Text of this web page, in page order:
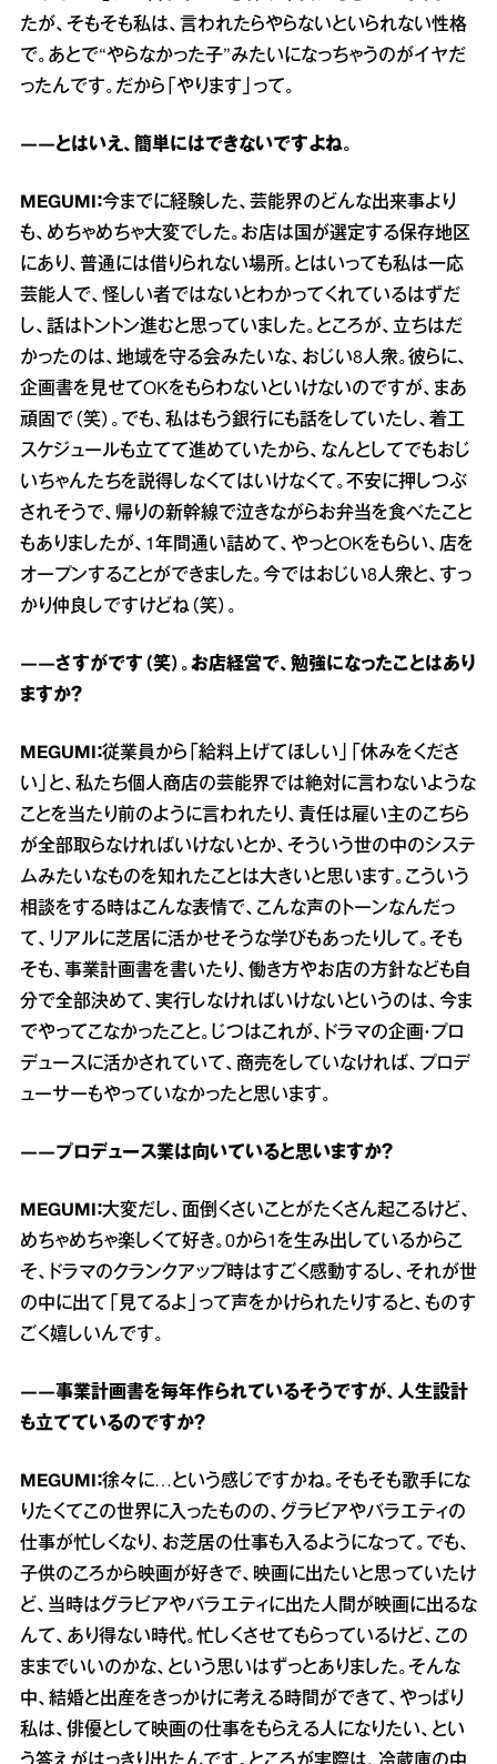
たが、そもそも私は、言われたらやらないといられない性格
で。あとで“やらなかった子”みたいになっちゃうのがイヤだ
ったんです。だから「やります」って。
――とはいえ、簡単にはできないですよね。
MEGUMI：今までに経験した、芸能界のどんな出来事より
も、めちゃめちゃ大変でした。お店は国が選定する保存地区
にあり、普通には借りられない場所。とはいっても私は一応
芸能人で、怪しい者ではないとわかってくれているはずだ
し、話はトントン進むと思っていました。ところが、立ちはだ
かったのは、地域を守る会みたいな、おじい8人衆。彼らに、
企画書を見せてOKをもらわないといけないのですが、まあ
頑固で（笑）。でも、私はもう銀行にも話をしていたし、着工
スケジュールも立てて進めていたから、なんとしてでもおじ
いちゃんたちを説得しなくてはいけなくて。不安に押しつぶ
されそうで、帰りの新幹線で泣きながらお弁当を食べたこと
もありましたが、1年間通い詰めて、やっとOKをもらい、店を
オープンすることができました。今ではおじい8人衆と、すっ
かり仲良しですけどね（笑）。
――さすがです（笑）。お店経営で、勉強になったことはあり
ますか？
MEGUMI：従業員から「給料上げてほしい」「休みをくださ
い」と、私たち個人商店の芸能界では絶対に言わないような
ことを当たり前のように言われたり、責任は雇い主のこちら
が全部取らなければいけないとか、そういう世の中のシステ
ムみたいなものを知れたことは大きいと思います。こういう
相談をする時はこんな表情で、こんな声のトーンなんだっ
て、リアルに芝居に活かせそうな学びもあったりして。そも
そも、事業計画書を書いたり、働き方やお店の方針なども自
分で全部決めて、実行しなければいけないというのは、今ま
でやってこなかったこと。じつはこれが、ドラマの企画・プロ
デュースに活かされていて、商売をしていなければ、プロデ
ューサーもやっていなかったと思います。
――プロデュース業は向いていると思いますか？
MEGUMI：大変だし、面倒くさいことがたくさん起こるけど、
めちゃめちゃ楽しくて好き。0から1を生み出しているからこ
そ、ドラマのクランクアップ時はすごく感動するし、それが世
の中に出て「見てるよ」って声をかけられたりすると、ものす
ごく嬉しいんです。
――事業計画書を毎年作られているそうですが、人生設計
も立てているのですか？
MEGUMI：徐々に…という感じですかね。そもそも歌手にな
りたくてこの世界に入ったものの、グラビアやバラエティの
仕事が忙しくなり、お芝居の仕事も入るようになって。でも、
子供のころから映画が好きで、映画に出たいと思っていたけ
ど、当時はグラビアやバラエティに出た人間が映画に出るな
んて、あり得ない時代。忙しくさせてもらっているけど、この
ままでいいのかな、という思いはずっとありました。そんな
中、結婚と出産をきっかけに考える時間ができて、やっぱり
私は、俳優として映画の仕事をもらえる人になりたい、とい